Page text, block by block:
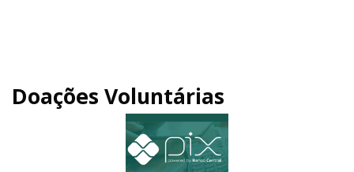
Doações Voluntárias